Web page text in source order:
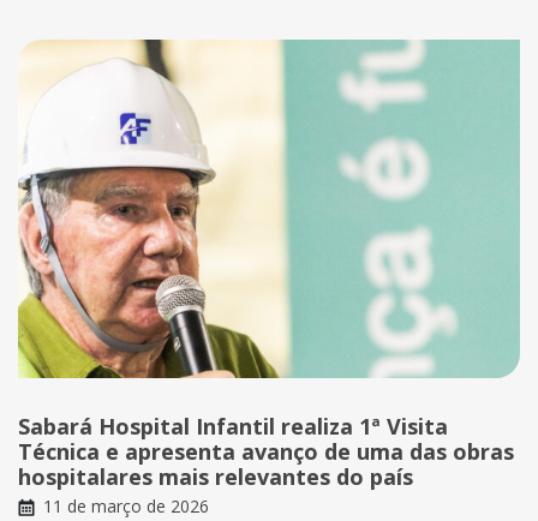
Sabará Hospital Infantil realiza 1ª Visita
Técnica e apresenta avanço de uma das obras
hospitalares mais relevantes do país
11 de março de 2026